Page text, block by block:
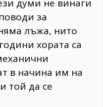
думи не винаги
за
лъжа, нито
хората са
в начина им на
той да се